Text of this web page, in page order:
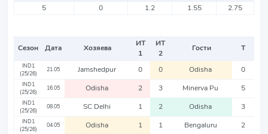
5
0 1.2 1.55 2.75
Сезон Дата Хозяева
ИТ
1
ИТ
2
Гости Т
IND1
(25/26)
21.05 Jamshedpur 0 0 Odisha 0
IND1
(25/26)
16.05 Odisha 2 3 Minerva Pu 5
IND1
(25/26)
08.05 SC Delhi 1 2 Odisha 3
IND1
(25/26)
04.05 Odisha 1 1 Bengaluru 2